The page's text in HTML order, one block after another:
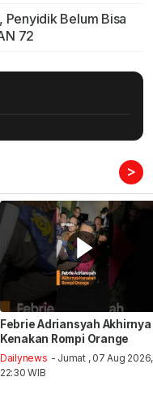
Penyidik Belum Bisa
72
>
Febrie Adriansyah Akhirnya
Kenakan Rompi Orange
Dailynews - Jumat , 07 Aug 2026,
22:30 WIB